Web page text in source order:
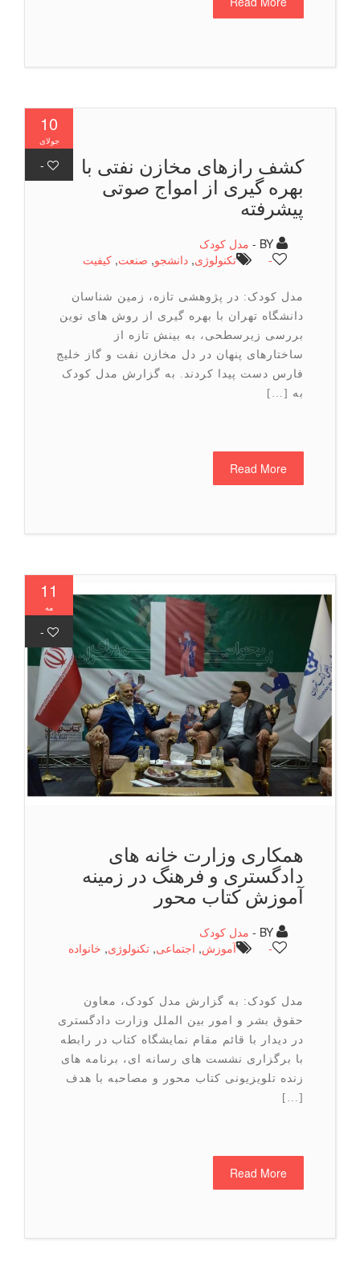
-
کشف رازهای مخازن نفتی با
بهره گیری از امواج صوتی
پیشرفته
مدل کودک
تكنولوژی,دانشجو, صنعت,كیفیت
مدل کودک: در پژوهشی تازه، زمین شناسان
دانشگاه تهران با بهره گیری از روش های نوین
بررسی زیرسطحی، به بینش تازه از
ساختارهای پنهان در دل مخازن نفت و گاز خلیج
فارس دست پیدا کردند. به گزارش مدل کودک
Read More
11
-
همکاری وزارت خانه های
دادگستری و فرهنگ در زمینه
آموزش کتاب محور
مدل کودک
آموزش,اجتماعی ,تكنولوژی,خانواده
مدل کودک: به گزارش مدل کودک، معاون
حقوق بشر و امور بین الملل وزارت دادگستری
در دیدار با قائم مقام نمایشگاه کتاب در رابطه
با برگزاری نشست های رسانه ای، برنامه های
زنده تلویزیونی کتاب محور و مصاحبه با هدف
Read More